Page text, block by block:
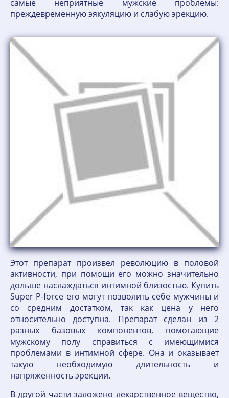
самые неприятные мужские проблемы:
преждевременную эякуляцию и слабую эрекцию.
Этот препарат произвел революцию в половой
активности, при помощи его можно значительно
дольше наслаждаться интимной близостью. Купить
Super P-force его могут позволить себе мужчины и
со средним достатком, так как цена у него
относительно доступна. Препарат сделан из 2
разных базовых компонентов, помогающие
мужскому полу справиться с имеющимися
проблемами в интимной сфере. Она и оказывает
такую необходимую длительность и
напряженность эрекции.
В другой части заложено лекарственное вещество,